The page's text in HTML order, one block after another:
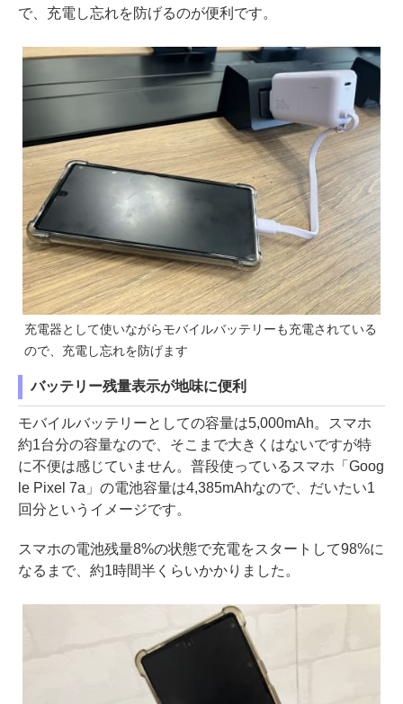
で、充電し忘れを防げるのが便利です。
充電器として使いながらモバイルバッテリーも充電されている
ので、充電し忘れを防げます
バッテリー残量表示が地味に便利
モバイルバッテリーとしての容量は5,000mAh。スマホ
約1台分の容量なので、そこまで大きくはないですが特
に不便は感じていません。普段使っているスマホ「Goog
le Pixel 7a」の電池容量は4,385mAhなので、だいたい1
回分というイメージです。
スマホの電池残量8%の状態で充電をスタートして98%に
なるまで、約1時間半くらいかかりました。